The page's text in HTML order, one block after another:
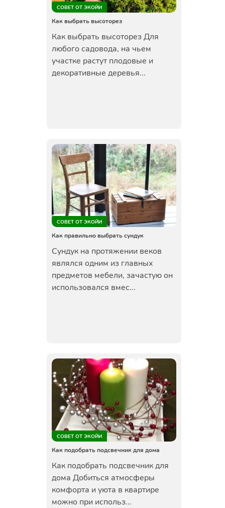
СОВЕТ ОТ ЭКОЙИ
Как выбрать высоторез
Как выбрать высоторез Для
любого садовода, на чьем
участке растут плодовые и
декоративные деревья...
СОВЕТ ОТ ЭКОЙИ
Как правильно выбрать сундук
Сундук на протяжении веков
являлся одним из главных
предметов мебели, зачастую он
использовался вмес...
СОВЕТ ОТ ЭКОЙИ
Как подобрать подсвечник для дома
Как подобрать подсвечник для
дома Добиться атмосферы
комфорта и уюта в квартире
можно при использ...